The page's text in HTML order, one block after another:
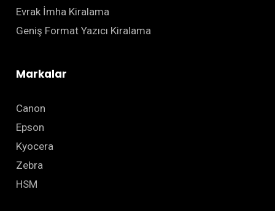
Evrak İmha Kiralama
Geniş Format Yazıcı Kiralama
Markalar
Canon
Epson
Kyocera
Zebra
HSM